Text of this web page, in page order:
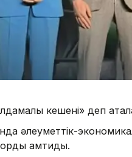
кешені» деп
әлеуметтік-
қамтиды.